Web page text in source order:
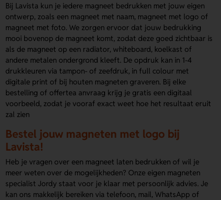
Bij Lavista kun je iedere magneet bedrukken met jouw eigen
ontwerp, zoals een magneet met naam, magneet met logo of
magneet met foto. We zorgen ervoor dat jouw bedrukking
mooi bovenop de magneet komt, zodat deze goed zichtbaar is
als de magneet op een radiator, whiteboard, koelkast of
andere metalen ondergrond kleeft. De opdruk kan in 1-4
drukkleuren via tampon- of zeefdruk, in full colour met
digitale print of bij houten magneten graveren. Bij elke
bestelling of offertea anvraag krijg je gratis een digitaal
voorbeeld, zodat je vooraf exact weet hoe het resultaat eruit
zal zien
Bestel jouw magneten met logo bij
Lavista!
Heb je vragen over een magneet laten bedrukken of wil je
meer weten over de mogelijkheden? Onze eigen magneten
specialist Jordy staat voor je klaar met persoonlijk advies. Je
kan ons makkelijk bereiken via telefoon, mail, WhatsApp of